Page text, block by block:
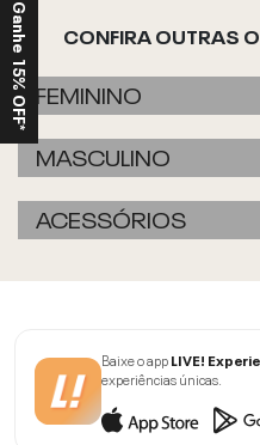
CONFIRA OUTRAS
FEMININO
MASCULINO
ACESSÓRIOS
Baixe o appLIVE!
experiências únicas.
Ganhe 15% OFF*